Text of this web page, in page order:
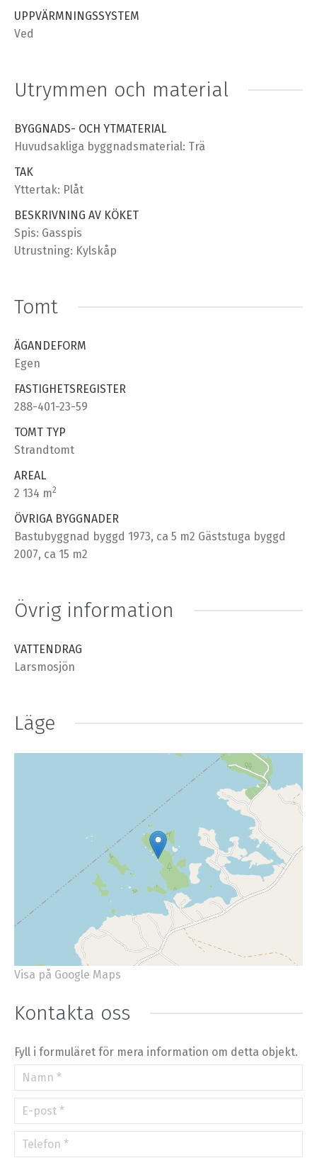
UPPVÄRMNINGSSYSTEM
Ved
Utrymmen och material
BYGGNADS- OCH YTMATERIAL
Huvudsakliga byggnadsmaterial: Trä
TAK
Yttertak: Plåt
BESKRIVNING AV KÖKET
Spis: Gasspis
Utrustning: Kylskåp
Tomt
ÄGANDEFORM
Egen
FASTIGHETSREGISTER
288-401-23-59
TOMT TYP
Strandtomt
AREAL
2 134 m2
ÖVRIGA BYGGNADER
Bastubyggnad byggd 1973, ca 5 m2 Gäststuga byggd
2007, ca 15 m2
Övrig information
VATTENDRAG
Larsmosjön
Läge
+
−
©OpenStreetMap contributors.
»
Visa på Google Maps
Kontakta oss
Fyll i formuläret för mera information om detta objekt.